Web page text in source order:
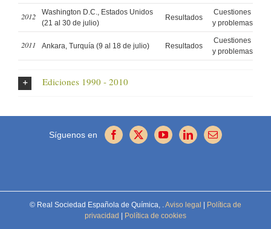
2012
Washington D.C., Estados Unidos
(21 al 30 de julio)
Resultados
Cuestiones
y problemas
2011 Ankara, Turquía (9 al 18 de julio) Resultados
Cuestiones
y problemas
Ediciones 1990 - 2010
Síguenos en
© Real Sociedad Española de Química, Aviso legal | Política de
privacidad | Política de cookies